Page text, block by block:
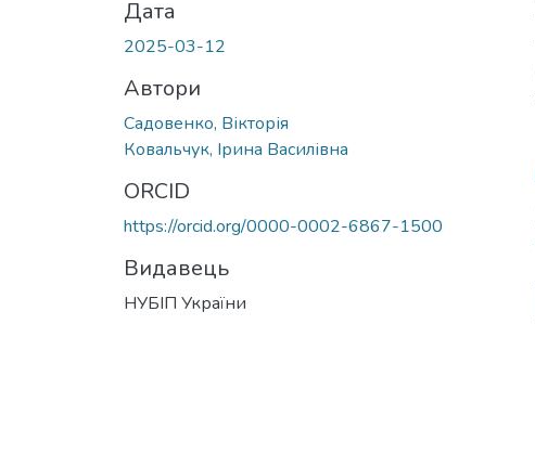
Дата
2025-03-12
Автори
Садовенко, Вікторія
Ковальчук, Ірина Василівна
ORCID
https://orcid.org/0000-0002-6867-1500
Видавець
НУБІП України